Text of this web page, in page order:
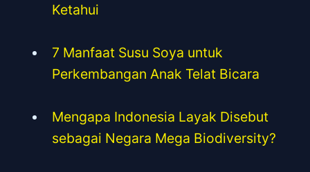
Ketahui
7 Manfaat Susu Soya untuk
Perkembangan Anak Telat Bicara
Mengapa Indonesia Layak Disebut
sebagai Negara Mega Biodiversity?